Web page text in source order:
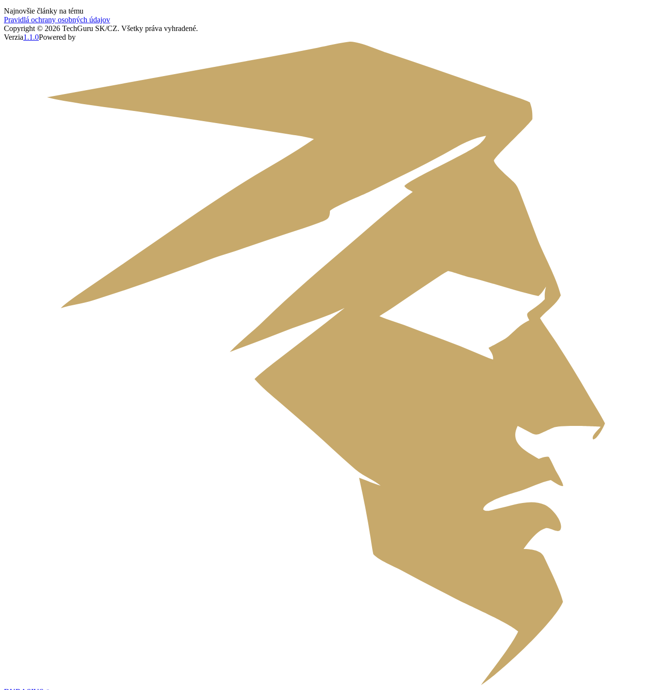
Najnovšie články na tému
Pravidlá ochrany osobných údajov
Copyright © 2026 TechGuru SK/CZ. Všetky práva vyhradené.
Verzia1.1.0Powered by